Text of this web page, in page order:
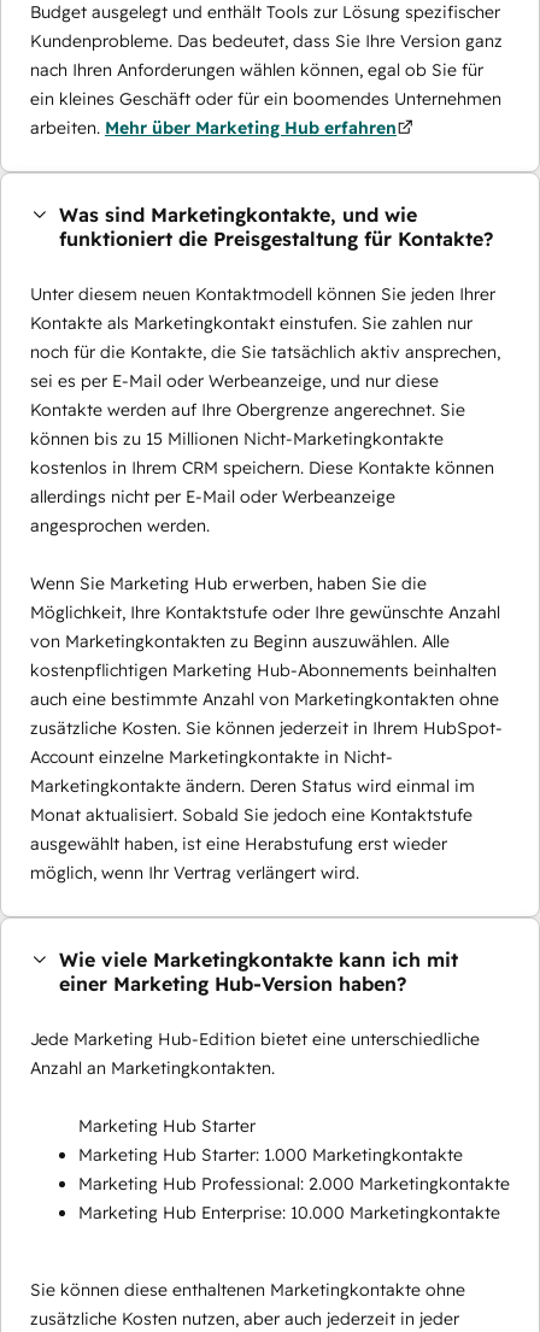
Budget ausgelegt und enthält Tools zur Lösung spezifischer
Kundenprobleme. Das bedeutet, dass Sie Ihre Version ganz
nach Ihren Anforderungen wählen können, egal ob Sie für
ein kleines Geschäft oder für ein boomendes Unternehmen
arbeiten. Mehr über Marketing Hub erfahren
Was sind Marketingkontakte, und wie
funktioniert die Preisgestaltung für Kontakte?
Unter diesem neuen Kontaktmodell können Sie jeden Ihrer
Kontakte als Marketingkontakt einstufen. Sie zahlen nur
noch für die Kontakte, die Sie tatsächlich aktiv ansprechen,
sei es per E-Mail oder Werbeanzeige, und nur diese
Kontakte werden auf Ihre Obergrenze angerechnet. Sie
können bis zu 15 Millionen Nicht-Marketingkontakte
kostenlos in Ihrem CRM speichern. Diese Kontakte können
allerdings nicht per E-Mail oder Werbeanzeige
angesprochen werden.
Wenn Sie Marketing Hub erwerben, haben Sie die
Möglichkeit, Ihre Kontaktstufe oder Ihre gewünschte Anzahl
von Marketingkontakten zu Beginn auszuwählen. Alle
kostenpflichtigen Marketing Hub-Abonnements beinhalten
auch eine bestimmte Anzahl von Marketingkontakten ohne
zusätzliche Kosten. Sie können jederzeit in Ihrem HubSpot-
Account einzelne Marketingkontakte in Nicht-
Marketingkontakte ändern. Deren Status wird einmal im
Monat aktualisiert. Sobald Sie jedoch eine Kontaktstufe
ausgewählt haben, ist eine Herabstufung erst wieder
möglich, wenn Ihr Vertrag verlängert wird.
Wie viele Marketingkontakte kann ich mit
einer Marketing Hub-Version haben?
Jede Marketing Hub-Edition bietet eine unterschiedliche
Anzahl an Marketingkontakten.
Marketing Hub Starter
Marketing Hub Starter: 1.000 Marketingkontakte
Marketing Hub Professional: 2.000 Marketingkontakte
Marketing Hub Enterprise: 10.000 Marketingkontakte
Sie können diese enthaltenen Marketingkontakte ohne
zusätzliche Kosten nutzen, aber auch jederzeit in jeder